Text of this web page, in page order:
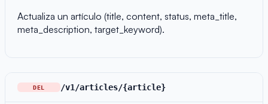
Actualiza un artículo (title, content, status, meta_title,
meta_description, target_keyword).
DEL /v1/articles/{article}